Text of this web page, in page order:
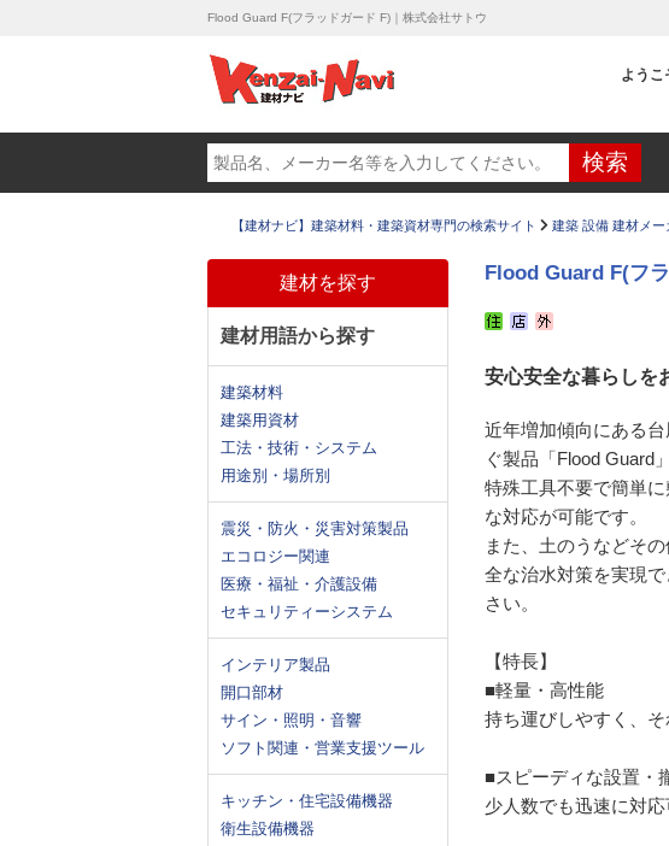
Flood Guard F(フラッドガード F)｜株式会社サトウ
ようこ
【建材ナビ】建築材料・建築資材専門の検索サイト 建築 設備 建材メー
建材を探す
建材用語から探す
建築材料
建築用資材
工法・技術・システム
用途別・場所別
震災・防火・災害対策製品
エコロジー関連
医療・福祉・介護設備
セキュリティーシステム
インテリア製品
開口部材
サイン・照明・音響
ソフト関連・営業支援ツール
キッチン・住宅設備機器
衛生設備機器
Flood Guard F(フ
安心安全な暮らしを
近年増加傾向にある
ぐ製品「Flood Guard
特殊工具不要で簡単
な対応が可能です。
また、土のうなどそ
全な治水対策を実現
さい。
【特長】
■軽量・高性能
持ち運びしやすく、
■スピーディな設置・
少人数でも迅速に対